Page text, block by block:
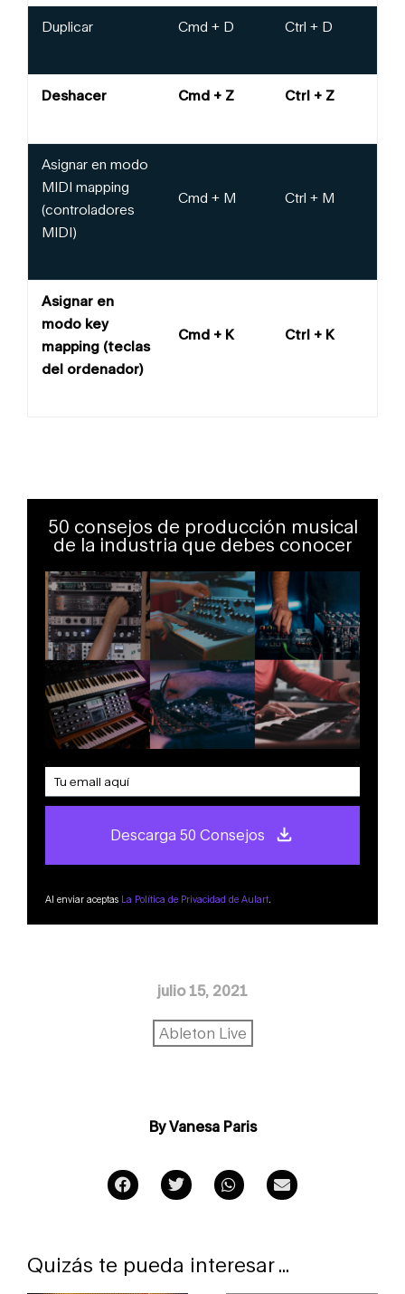
Duplicar Cmd + D Ctrl + D
Deshacer Cmd + Z Ctrl + Z
Asignar en modo
MIDI mapping
(controladores
MIDI)
Cmd + M Ctrl + M
Asignar en
modo key
mapping (teclas
del ordenador)
Cmd + K Ctrl + K
50 consejos de producción musical
de la industria que debes conocer
Descarga 50 Consejos
Al enviar aceptas La Política de Privacidad de Aulart.
julio 15, 2021
Ableton Live
By Vanesa Paris
Quizás te pueda interesar ...